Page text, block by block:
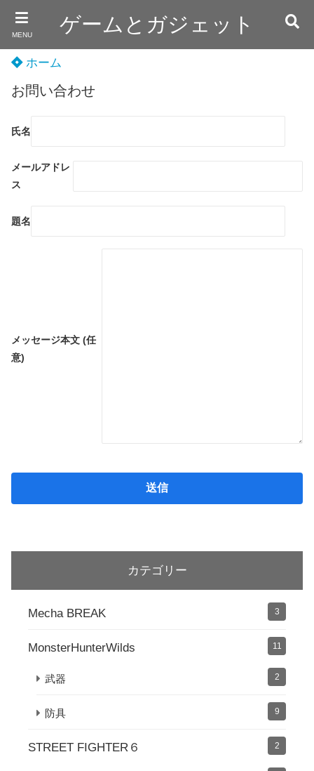
MENU ゲームとガジェット
ホーム
お問い合わせ
氏名
メールアドレ
ス
題名
メッセージ本文 (任
意)
カテゴリー
Mecha BREAK 3
MonsterHunterWilds 11
武器 2
防具 9
STREET FIGHTER６ 2